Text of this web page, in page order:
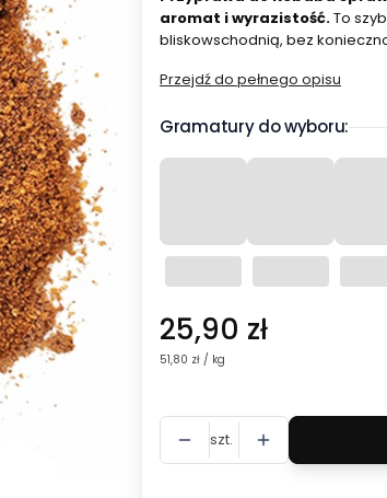
aromat i wyrazistość.To
bliskowschodnią, bez
Przejdź do pełnego opisu
Gramatury do wyboru:
Cena
25,90 zł
51,80 zł / kg
szt.